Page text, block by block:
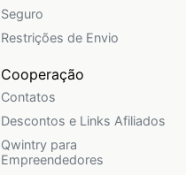
Seguro
Restrições de Envio
Cooperação
Contatos
Descontos e Links Afiliados
Qwintry para
Empreendedores